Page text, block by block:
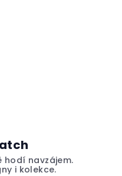
hodí navzájem.
i kolekce.